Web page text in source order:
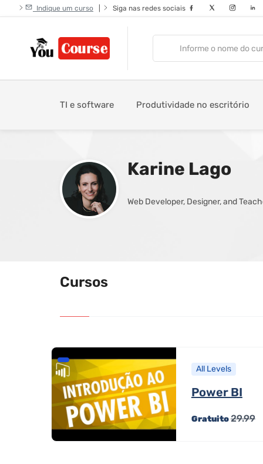
Indique um curso Siga nas redes sociais
TI e software Produtividade no escritório
Karine Lago
Web Developer, Designer, and
Cursos
All Levels
Power BI
Gratuito29.99